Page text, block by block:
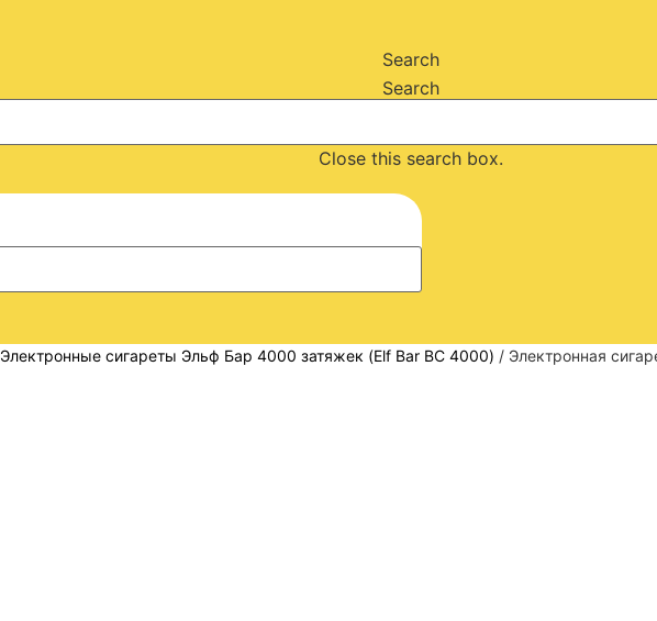
Search
Search
Close this search box.
Электронные сигареты Эльф Бар 4000 затяжек (Elf Bar BC 4000) / Электронная